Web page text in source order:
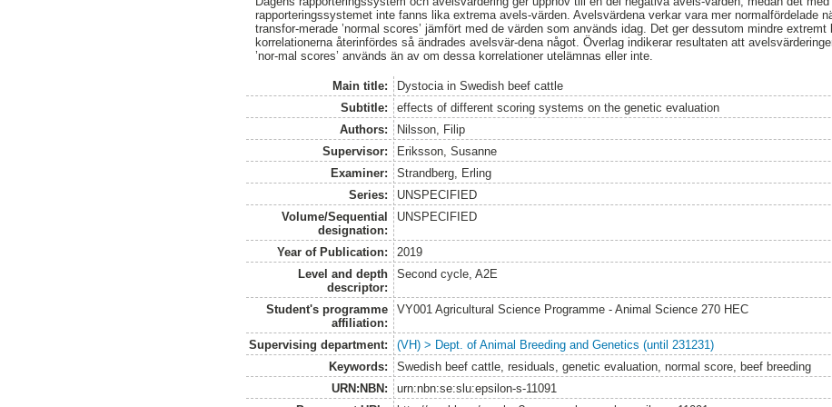
rapporteringssystemet inte fanns lika extrema avels-värden. Avelsvärdena verkar vara mer normalfördelade
transfor-merade ’normal scores’ jämfört med de värden som används idag. Det ger dessutom mindre
korrelationerna återinfördes så ändrades avelsvär-dena något. Överlag indikerar resultaten att
’nor-mal scores’ används än av om dessa korrelationer utelämnas eller inte.
Main title:
Dystocia in Swedish beef cattle
Subtitle:
effects of different scoring systems on the genetic evaluation
Authors:
Nilsson, Filip
Supervisor:
Eriksson, Susanne
Examiner:
Strandberg, Erling
Series:
UNSPECIFIED
Volume/Sequential
designation:
UNSPECIFIED
Year of Publication:
2019
Level and depth
descriptor:
Second cycle, A2E
Student's programme
affiliation:
VY001 Agricultural Science Programme - Animal Science 270 HEC
Supervising department:
(VH) > Dept. of Animal Breeding and Genetics (until 231231)
Keywords:
Swedish beef cattle, residuals, genetic evaluation, normal score, beef breeding
URN:NBN:
urn:nbn:se:slu:epsilon-s-11091